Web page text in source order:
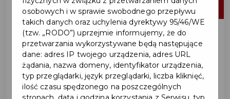
osobowych i w sprawie swobodnego przepływu
takich danych oraz uchylenia dyrektywy 95/46/WE
(tzw. „RODO”) uprzejmie informujemy, że do
przetwarzania wykorzystywane będą następujące
dane: adres IP twojego urządzenia, adres URL
żądania, nazwa domeny, identyfikator urządzenia,
typ przeglądarki, język przeglądarki, liczba kliknięć,
ilość czasu spędzonego na poszczególnych